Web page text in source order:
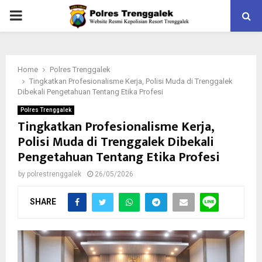
PRIMARY
Home
Polres Trenggalek
Tingkatkan Profesionalisme Kerja, Polisi Muda di Trenggalek
Dibekali Pengetahuan Tentang Etika Profesi
Polres Trenggalek
Tingkatkan Profesionalisme Kerja,
Polisi Muda di Trenggalek Dibekali
Pengetahuan Tentang Etika Profesi
by polrestrenggalek 26/05/2026
SHARE